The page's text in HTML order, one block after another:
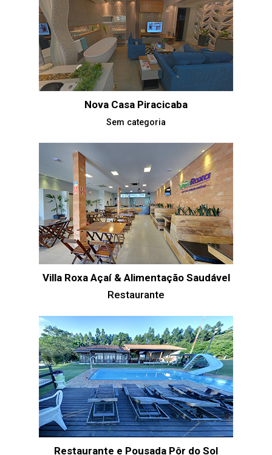
Nova Casa Piracicaba
Sem categoria
Villa Roxa Açaí & Alimentação Saudável
Restaurante
Restaurante e Pousada Pôr do Sol